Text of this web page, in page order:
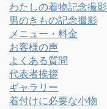
わたしの着物記念撮影
男のきもの記念撮影
メニュー・料金
お客様の声
よくある質問
代表者挨拶
ギャラリー
着付けに必要な小物